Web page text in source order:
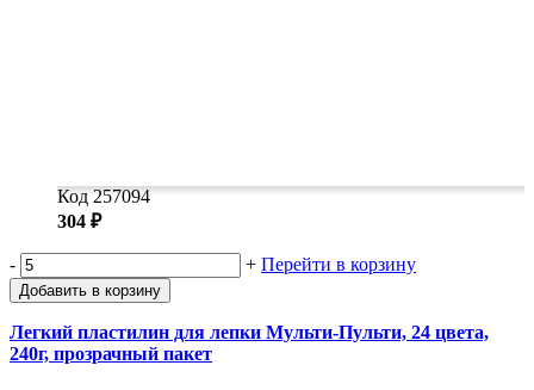
Код 257094
304 ₽
- + Перейти в корзину
Добавить в корзину
Легкий пластилин для лепки Мульти-Пульти, 24 цвета,
240г, прозрачный пакет